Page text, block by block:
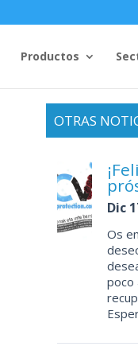
Productos
OTRAS
Dic
Os
poco